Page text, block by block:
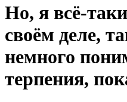
Но, я всё-
своём деле,
немного
терпения,